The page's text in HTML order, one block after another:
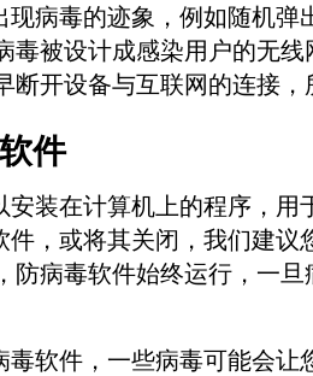
现病毒的迹象，例如随机
毒被设计成感染用户的无
断开设备与互联网的连接，
件
安装在计算机上的程序，
件，或将其关闭，我们建
防病毒软件始终运行，一
软件，一些病毒可能会